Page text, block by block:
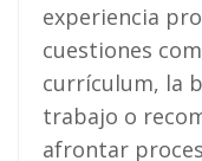
experiencia
cuestiones
currículum, la
trabajo o
afrontar